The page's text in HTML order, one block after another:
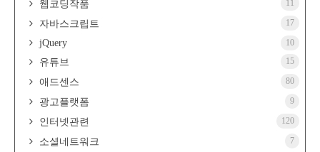
웹코딩작품 11
자바스크립트 17
jQuery 10
유튜브 15
애드센스 80
광고플랫폼 9
인터넷관련 120
소셜네트워크 7